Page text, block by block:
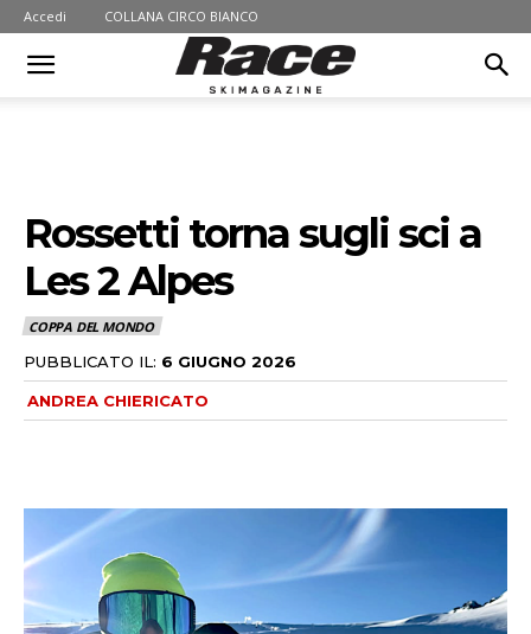
Accedi COLLANA CIRCO BIANCO
Rossetti torna sugli sci a
Les 2 Alpes
COPPA DEL MONDO
PUBBLICATO IL: 6 GIUGNO 2026
ANDREA CHIERICATO